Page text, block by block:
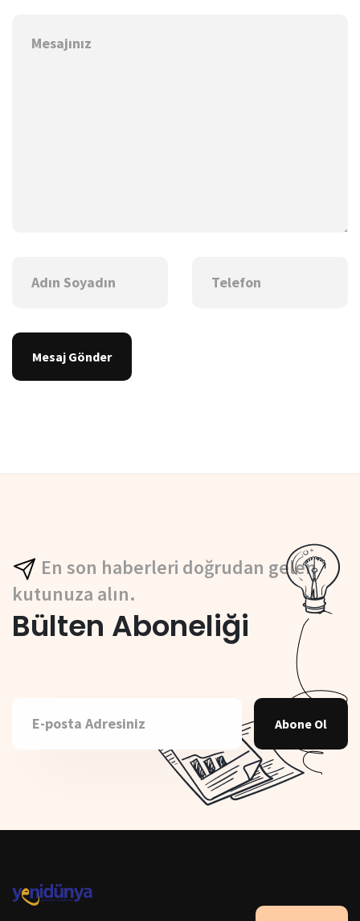
Mesaj Gönder
En son haberleri doğrudan gelen
kutunuza alın.
Bülten Aboneliği
Abone Ol